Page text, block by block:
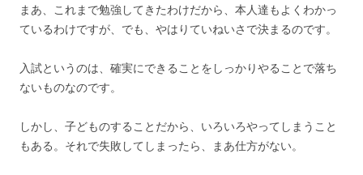
まあ、これまで勉強してきたわけだから、本人達もよくわかっ
ているわけですが、でも、やはりていねいさで決まるのです。
入試というのは、確実にできることをしっかりやることで落ち
ないものなのです。
しかし、子どものすることだから、いろいろやってしまうこと
もある。それで失敗してしまったら、まあ仕方がない。